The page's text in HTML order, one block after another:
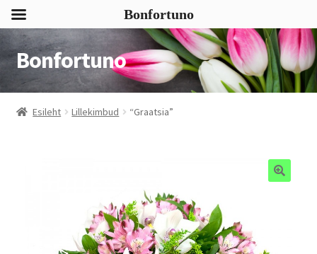
Liigu
navigeerimisele
Liigu
sisu
juurde
Bonfortuno
Esileht Lillekimbud “Graatsia”
Bonfortuno